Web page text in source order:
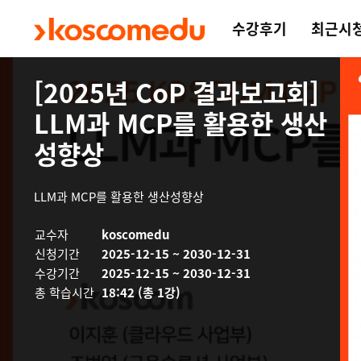
수강후기 최근시
[2025년 CoP 결과보고회]
LLM과 MCP를 활용한 생산
성향상
LLM과 MCP를 활용한 생산성향상
교수자
koscomedu
신청기간
2025-12-15 ~ 2030-12-31
수강기간
2025-12-15 ~ 2030-12-31
총 학습시간 18:42 (총 1강)